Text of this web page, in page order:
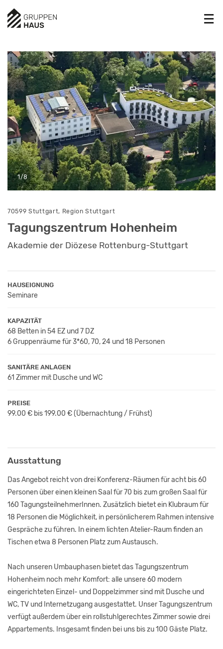
1/8
70599 Stuttgart, Region Stuttgart
Tagungszentrum Hohenheim
Akademie der Diözese Rottenburg-Stuttgart
HAUSEIGNUNG
Seminare
KAPAZITÄT
68 Betten in 54 EZ und 7 DZ
6 Gruppenräume für 3*60, 70, 24 und 18 Personen
SANITÄRE ANLAGEN
61 Zimmer mit Dusche und WC
PREISE
99.00 € bis 199.00 €(Übernachtung / Frühst)
Ausstattung
Das Angebot reicht von drei Konferenz-Räumen für acht bis 60
Personen über einen kleinen Saal für 70 bis zum großen Saal für
160 TagungsteilnehmerInnen. Zusätzlich bietet ein Klubraum für
18 Personen die Möglichkeit, in persönlicherem Rahmen intensive
Gespräche zu führen. In einem lichten Atelier-Raum finden an
Tischen etwa 8 Personen Platz zum Austausch.
Nach unseren Umbauphasen bietet das Tagungszentrum
Hohenheim noch mehr Komfort: alle unsere 60 modern
eingerichteten Einzel- und Doppelzimmer sind mit Dusche und
WC, TV und Internetzugang ausgestattet. Unser Tagungszentrum
verfügt außerdem über ein rollstuhlgerechtes Zimmer sowie drei
Appartements. Insgesamt finden bei uns bis zu 100 Gäste Platz.